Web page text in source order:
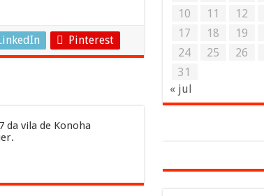
Pinterest
da vila de Konoha
10
11 12
17
18 19
24
25 26
31
« jul